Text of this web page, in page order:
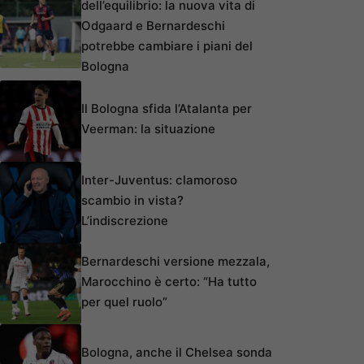
dell’equilibrio: la nuova vita di
Odgaard e Bernardeschi
potrebbe cambiare i piani del
Bologna
Il Bologna sfida l’Atalanta per
Veerman: la situazione
Inter-Juventus: clamoroso
scambio in vista?
L’indiscrezione
Bernardeschi versione mezzala,
Marocchino è certo: “Ha tutto
per quel ruolo”
Bologna, anche il Chelsea sonda